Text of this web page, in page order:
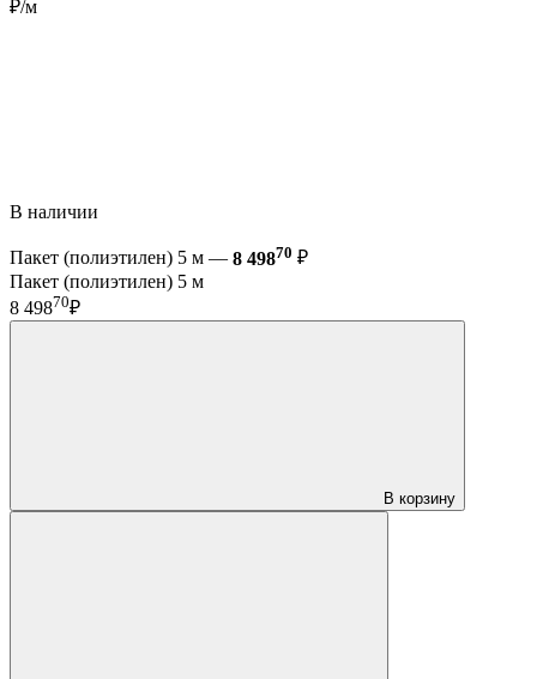
₽/м
В наличии
Пакет (полиэтилен) 5 м — 8 49870 ₽
Пакет (полиэтилен) 5 м
8 49870₽
В корзину